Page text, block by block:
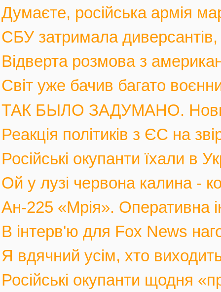
Думаєте, російська армія
СБУ затримала диверсантів,
Відверта розмова з
Світ уже бачив багато
ТАК БЫЛО ЗАДУМАНО.
Реакція політиків з ЄС на
Російські окупанти їхали в
Ой у лузі червона калина -
Ан-225 «Мрія». Оперативна
В інтерв'ю для Fox News
Я вдячний усім, хто
Російські окупанти щодня